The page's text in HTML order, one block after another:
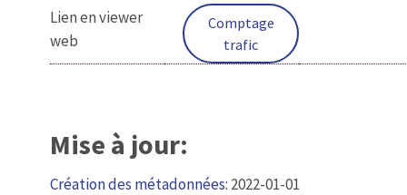
Lien en viewer
web
Comptage
trafic
Mise à jour:
Création des métadonnées: 2022-01-01